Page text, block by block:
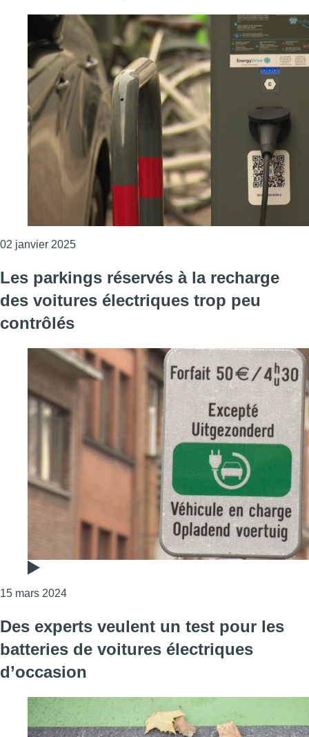
02 janvier 2025Consulter l'article "Un “tarif de rotation”
Les parkings réservés à la recharge
des voitures électriques trop peu
contrôlés
15 mars 2024Consulter l'article "Les parkings réservés à la
Des experts veulent un test pour les
batteries de voitures électriques
d’occasion